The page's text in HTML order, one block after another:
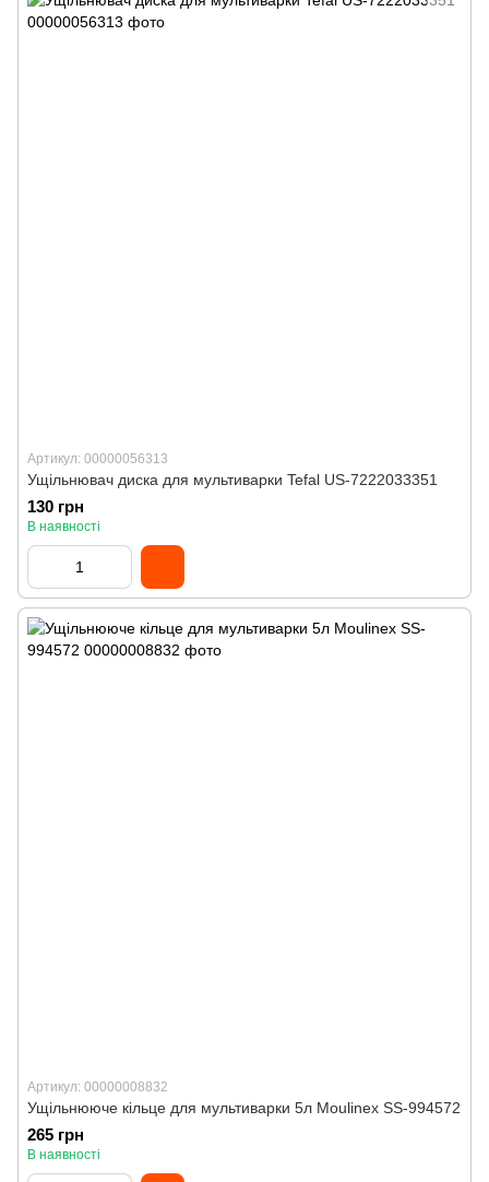
Артикул: 00000056313
Ущільнювач диска для мультиварки Tefal US-7222033351
130 грн
В наявності
Артикул: 00000008832
Ущільнююче кільце для мультиварки 5л Moulinex SS-994572
265 грн
В наявності